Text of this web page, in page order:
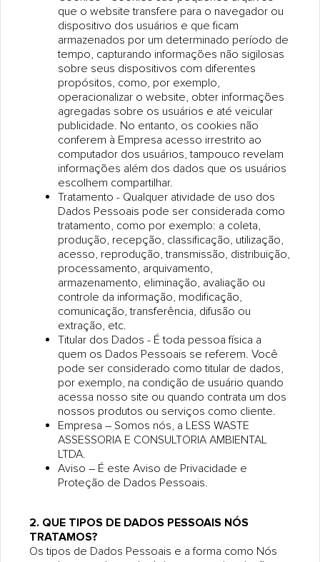
que o website transfere para o navegador ou
dispositivo dos usuários e que ficam
armazenados por um determinado período de
tempo, capturando informações não sigilosas
sobre seus dispositivos com diferentes
propósitos, como, por exemplo,
operacionalizar o website, obter informações
agregadas sobre os usuários e até veicular
publicidade. No entanto, os cookies não
conferem à Empresa acesso irrestrito ao
computador dos usuários, tampouco revelam
informações além dos dados que os usuários
escolhem compartilhar.
Tratamento - Qualquer atividade de uso dos
Dados Pessoais pode ser considerada como
tratamento, como por exemplo: a coleta,
produção, recepção, classificação, utilização,
acesso, reprodução, transmissão, distribuição,
processamento, arquivamento,
armazenamento, eliminação, avaliação ou
controle da informação, modificação,
comunicação, transferência, difusão ou
extração, etc.
Titular dos Dados - É toda pessoa física a
quem os Dados Pessoais se referem. Você
pode ser considerado como titular de dados,
por exemplo, na condição de usuário quando
acessa nosso site ou quando contrata um dos
nossos produtos ou serviços como cliente.
Empresa – Somos nós, a LESS WASTE
ASSESSORIA E CONSULTORIA AMBIENTAL
LTDA.
Aviso – É este Aviso de Privacidade e
Proteção de Dados Pessoais.
2. QUE TIPOS DE DADOS PESSOAIS NÓS
TRATAMOS?
Os tipos de Dados Pessoais e a forma como Nós